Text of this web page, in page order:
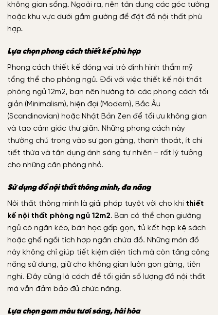
không gian sống. Ngoài ra, nên tận dụng các góc tường
hoặc khu vực dưới gầm giường để đặt đồ nội thất phù
hợp.
Lựa chọn phong cách thiết kế phù hợp
Phong cách thiết kế đóng vai trò định hình thẩm mỹ
tổng thể cho phòng ngủ. Đối với việc thiết kế nội thất
phòng ngủ 12m2, bạn nên hướng tới các phong cách tối
giản (Minimalism), hiện đại (Modern), Bắc Âu
(Scandinavian) hoặc Nhật Bản Zen để tối ưu không gian
và tạo cảm giác thư giãn. Những phong cách này
thường chú trọng vào sự gọn gàng, thanh thoát, ít chi
tiết thừa và tận dụng ánh sáng tự nhiên – rất lý tưởng
cho những căn phòng nhỏ.
Sử dụng đồ nội thất thông minh, đa năng
Nội thất thông minh là giải pháp tuyệt vời cho khi thiết
kế nội thất phòng ngủ 12m2. Bạn có thể chọn giường
ngủ có ngăn kéo, bàn học gấp gọn, tủ kết hợp kệ sách
hoặc ghế ngồi tích hợp ngăn chứa đồ. Những món đồ
này không chỉ giúp tiết kiệm diện tích mà còn tăng công
năng sử dụng, giữ cho không gian luôn gọn gàng, tiện
nghi. Đây cũng là cách để tối giản số lượng đồ nội thất
mà vẫn đảm bảo đủ chức năng.
Lựa chọn gam màu tươi sáng, hài hòa